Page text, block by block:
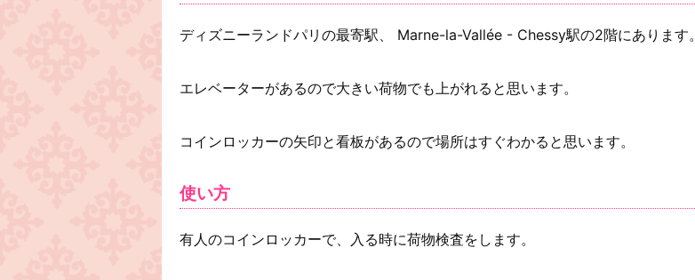
ディズニーランドパリの最寄駅、 Marne-la-Vallée - Chessy駅の2階にあります。
エレベーターがあるので大きい荷物でも上がれると思います。
コインロッカーの矢印と看板があるので場所はすぐわかると思います。
使い方
有人のコインロッカーで、入る時に荷物検査をします。